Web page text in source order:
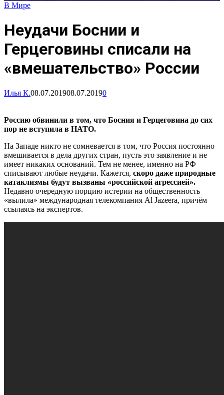
В Мире
Неудачи Боснии и
Герцеговины списали на
«вмешательство» России
Илья К.08.07.201908.07.20190
Россию обвинили в том, что Босния и Герцеговина до сих
пор не вступила в НАТО.
На Западе никто не сомневается в том, что Россия постоянно
вмешивается в дела других стран, пусть это заявление и не
имеет никаких оснований. Тем не менее, именно на РФ
списывают любые неудачи. Кажется, скоро даже природные
катаклизмы будут вызваны «российской агрессией».
Недавно очередную порцию истерии на общественность
«вылила» международная телекомпания Al Jazeera, причём
ссылаясь на экспертов.